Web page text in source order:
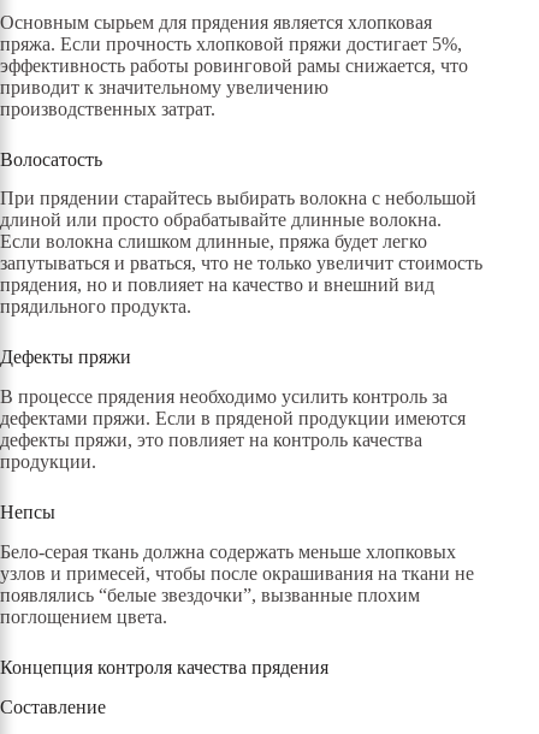
Основным сырьем для прядения является хлопковая
пряжа. Если прочность хлопковой пряжи достигает 5%,
эффективность работы ровинговой рамы снижается, что
приводит к значительному увеличению
производственных затрат.
Волосатость
При прядении старайтесь выбирать волокна с небольшой
длиной или просто обрабатывайте длинные волокна.
Если волокна слишком длинные, пряжа будет легко
запутываться и рваться, что не только увеличит стоимость
прядения, но и повлияет на качество и внешний вид
прядильного продукта.
Дефекты пряжи
В процессе прядения необходимо усилить контроль за
дефектами пряжи. Если в пряденой продукции имеются
дефекты пряжи, это повлияет на контроль качества
продукции.
Непсы
Бело-серая ткань должна содержать меньше хлопковых
узлов и примесей, чтобы после окрашивания на ткани не
появлялись “белые звездочки”, вызванные плохим
поглощением цвета.
Концепция контроля качества прядения
Составление